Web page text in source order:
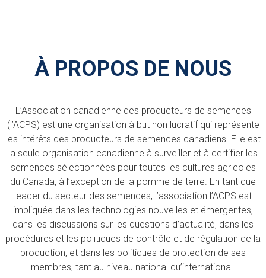
À PROPOS DE NOUS
L’Association canadienne des producteurs de semences
(l’ACPS) est une organisation à but non lucratif qui représente
les intérêts des producteurs de semences canadiens. Elle est
la seule organisation canadienne à surveiller et à certifier les
semences sélectionnées pour toutes les cultures agricoles
du Canada, à l’exception de la pomme de terre. En tant que
leader du secteur des semences, l’association l’ACPS est
impliquée dans les technologies nouvelles et émergentes,
dans les discussions sur les questions d’actualité, dans les
procédures et les politiques de contrôle et de régulation de la
production, et dans les politiques de protection de ses
membres, tant au niveau national qu’international.